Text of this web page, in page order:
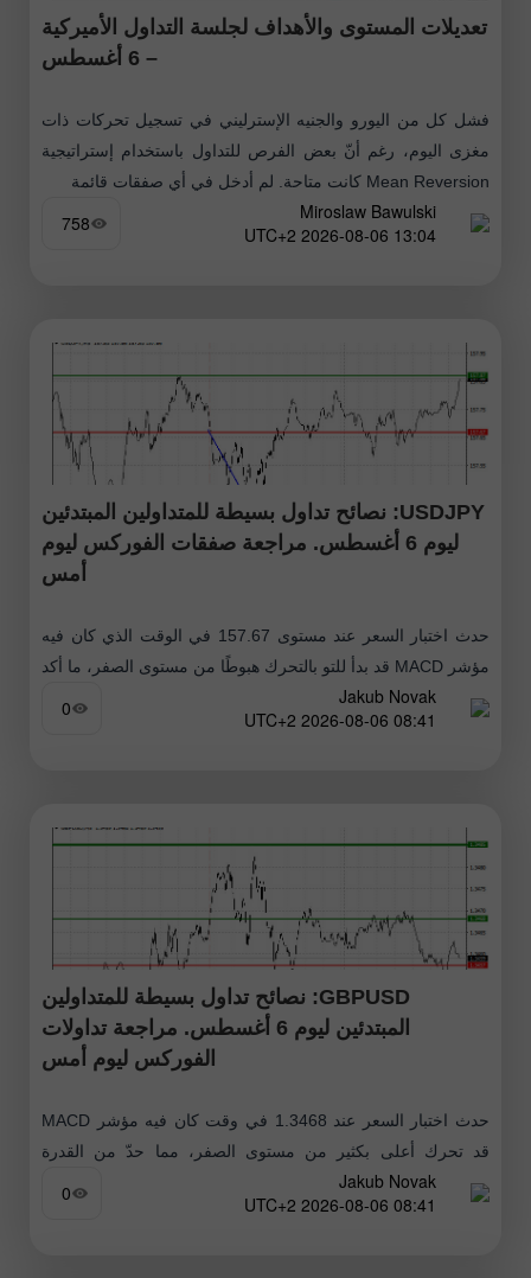
تعديلات المستوى والأهداف لجلسة التداول الأميركية
– 6 أغسطس
فشل كل من اليورو والجنيه الإسترليني في تسجيل تحركات ذات
مغزى اليوم، رغم أنّ بعض الفرص للتداول باستخدام إستراتيجية
Mean Reversion كانت متاحة. لم أدخل في أي صفقات قائمة
Miroslaw Bawulski
13:04 2026-08-06 UTC+2
758
USDJPY: نصائح تداول بسيطة للمتداولين المبتدئين
ليوم 6 أغسطس. مراجعة صفقات الفوركس ليوم
أمس
حدث اختبار السعر عند مستوى 157.67 في الوقت الذي كان فيه
مؤشر MACD قد بدأ للتو بالتحرك هبوطًا من مستوى الصفر، ما أكد
صحة نقطة الدخول لبيع الدولار. ونتيجة لذلك،
Jakub Novak
08:41 2026-08-06 UTC+2
0
GBPUSD: نصائح تداول بسيطة للمتداولين
المبتدئين ليوم 6 أغسطس. مراجعة تداولات
الفوركس ليوم أمس
حدث اختبار السعر عند 1.3468 في وقت كان فيه مؤشر MACD
قد تحرك أعلى بكثير من مستوى الصفر، مما حدّ من القدرة
الصعودية للزوج. لهذا السبب لم أشترِ الجنيه. ارتفع
Jakub Novak
08:41 2026-08-06 UTC+2
0